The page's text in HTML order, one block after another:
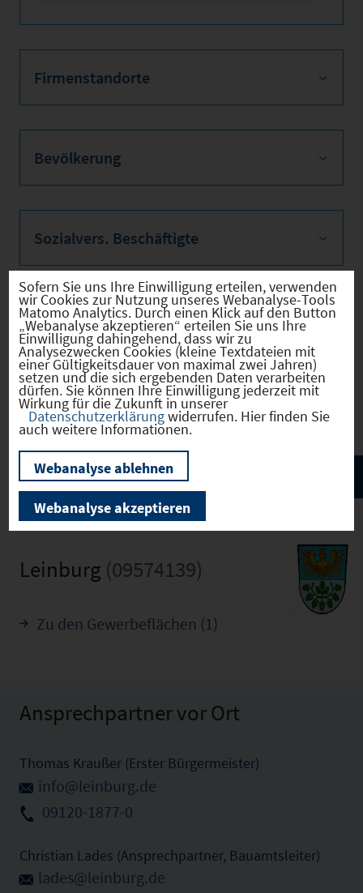
Firmenstandorte
Bevölkerung
Sozialvers. Beschäftigte
Verkehrsinfrastruktur
Kommunale Infrastruktur
Leinburg (09574139)
Zu den Gewerbeflächen (1)
Ansprechpartner vor Ort
Thomas Kraußer (Erster Bürgermeister)
info@leinburg.de
09120-1877-0
Christian Lades (Ansprechpartner, Bauamtsleiter)
lades@leinburg.de
Sofern Sie uns Ihre Einwilligung erteilen, verwenden
wir Cookies zur Nutzung unseres Webanalyse-Tools
Matomo Analytics. Durch einen Klick auf den Button
„Webanalyse akzeptieren“ erteilen Sie uns Ihre
Einwilligung dahingehend, dass wir zu
Analysezwecken Cookies (kleine Textdateien mit
einer Gültigkeitsdauer von maximal zwei Jahren)
setzen und die sich ergebenden Daten verarbeiten
dürfen. Sie können Ihre Einwilligung jederzeit mit
Wirkung für die Zukunft in unserer
Datenschutzerklärungwiderrufen. Hier finden Sie
auch weitere Informationen.
Webanalyse ablehnen
Webanalyse akzeptieren